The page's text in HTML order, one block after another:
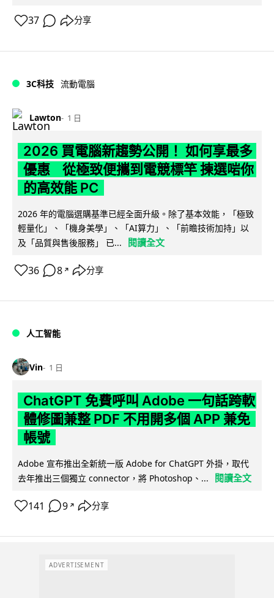
37 分享
3C科技 流動電腦
Lawton 1 日
2026 買電腦新趨勢公開！ 如何享最多
優惠 從極致便攜到電競標竿 揀選啱你
的高效能 PC
2026 年的電腦選購基準已經全面升級。除了基本效能，「極致
輕量化」、「機身美學」、「AI算力」、「前瞻技術加持」以
及「品質與售後服務」 已...
閱讀全文
36 8 ↗ 分享
人工智能
Vin 1 日
ChatGPT 免費呼叫 Adobe 一句話跨軟
體修圖兼整 PDF 不用開多個 APP 兼免
帳號
Adobe 宣布推出全新統一版 Adobe for ChatGPT 外掛，取代
去年推出三個獨立 connector，將 Photoshop、...
閱讀全文
141 9 ↗ 分享
ADVERTISEMENT